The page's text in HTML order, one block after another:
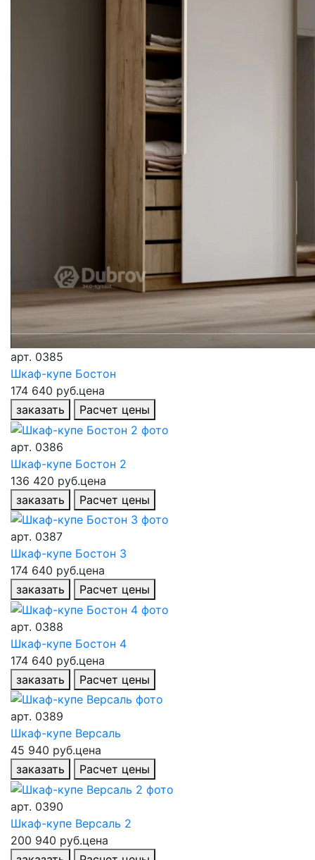
арт. 0385
Шкаф-купе Бостон
174 640 руб.цена
заказать
Расчет цены
арт. 0386
Шкаф-купе Бостон 2
136 420 руб.цена
заказать
Расчет цены
арт. 0387
Шкаф-купе Бостон 3
174 640 руб.цена
заказать
Расчет цены
арт. 0388
Шкаф-купе Бостон 4
174 640 руб.цена
заказать
Расчет цены
арт. 0389
Шкаф-купе Версаль
45 940 руб.цена
заказать
Расчет цены
арт. 0390
Шкаф-купе Версаль 2
200 940 руб.цена